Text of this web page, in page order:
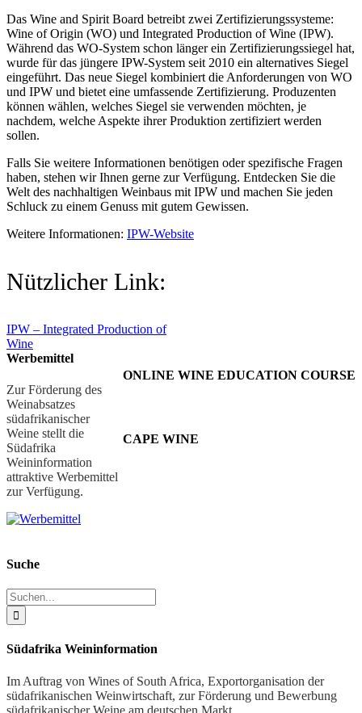
Das Wine and Spirit Board betreibt zwei Zertifizierungssysteme:
Wine of Origin (WO) und Integrated Production of Wine (IPW).
Während das WO-System schon länger ein Zertifizierungssiegel hat,
wurde für das jüngere IPW-System seit 2010 ein alternatives Siegel
eingeführt. Das neue Siegel kombiniert die Anforderungen von WO
und IPW und bietet eine umfassende Zertifizierung. Produzenten
können wählen, welches Siegel sie verwenden möchten, je
nachdem, welche Aspekte ihrer Produktion zertifiziert werden
sollen.
Falls Sie weitere Informationen benötigen oder spezifische Fragen
haben, stehen wir Ihnen gerne zur Verfügung. Entdecken Sie die
Welt des nachhaltigen Weinbaus mit IPW und machen Sie jeden
Schluck zu einem Genuss mit gutem Gewissen.
Weitere Informationen: IPW-Website
Nützlicher Link:
IPW – Integrated Production of
Wine
ONLINE WINE EDUCATION COURSE
CAPE WINE
Werbemittel
Zur Förderung des
Weinabsatzes
südafrikanischer
Weine stellt die
Südafrika
Weininformation
attraktive Werbemittel
zur Verfügung.
Suche
Suche
nach:
Südafrika Weininformation
Im Auftrag von Wines of South Africa, Exportorganisation der
südafrikanischen Weinwirtschaft, zur Förderung und Bewerbung
südafrikanischer Weine am deutschen Markt.